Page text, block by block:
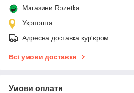
Магазини Rozetka
Укрпошта
Адресна доставка кур'єром
Всі умови доставки
Умови оплати